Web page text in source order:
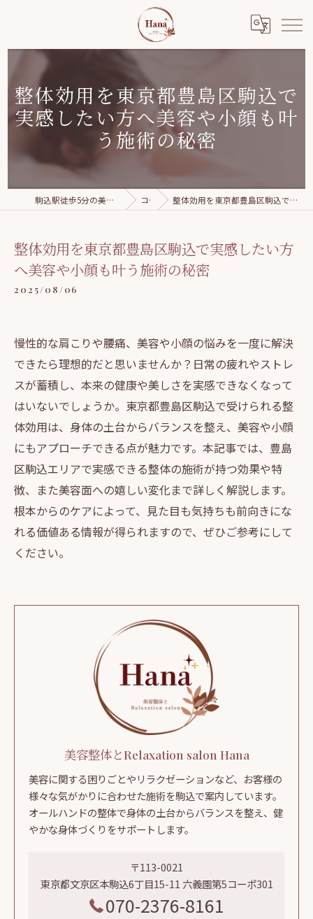
整体効用を東京都豊島区駒込で
実感したい方へ美容や小顔も叶
う施術の秘密
駒込駅徒歩5分の美容整体｜Relaxation salon Hana コラム 整体効用を東京都豊島区駒込で実感したい方へ美容や小顔も叶う施術の秘密
整体効用を東京都豊島区駒込で実感したい方
へ美容や小顔も叶う施術の秘密
2025/08/06
慢性的な肩こりや腰痛、美容や小顔の悩みを一度に解決
できたら理想的だと思いませんか？日常の疲れやストレ
スが蓄積し、本来の健康や美しさを実感できなくなって
はいないでしょうか。東京都豊島区駒込で受けられる整
体効用は、身体の土台からバランスを整え、美容や小顔
にもアプローチできる点が魅力です。本記事では、豊島
区駒込エリアで実感できる整体の施術が持つ効果や特
徴、また美容面への嬉しい変化まで詳しく解説します。
根本からのケアによって、見た目も気持ちも前向きにな
れる価値ある情報が得られますので、ぜひご参考にして
ください。
美容整体とRelaxation salon Hana
美容に関する困りごとやリラクゼーションなど、お客様の
様々な気がかりに合わせた施術を駒込で案内しています。
オールハンドの整体で身体の土台からバランスを整え、健
やかな身体づくりをサポートします。
〒113-0021
東京都文京区本駒込6丁目15-11 六義園第5コーポ301
070-2376-8161